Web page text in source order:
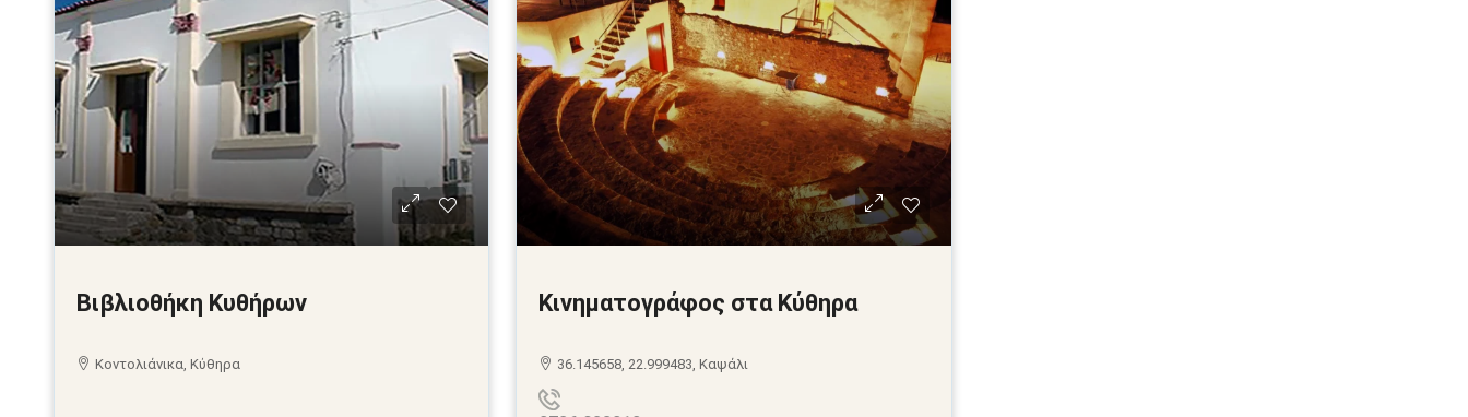
Βιβλιοθήκη Κυθήρων
Κοντολιάνικα, Κύθηρα
Κινηματογράφος στα Κύθηρα
36.145658, 22.999483, Καψάλι